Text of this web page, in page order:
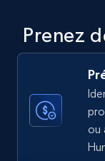
Title, Seller
price,
Prenez
ou